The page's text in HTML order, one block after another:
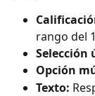
rango del
Selección
Opción
Texto: